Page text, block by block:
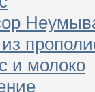
и молоко